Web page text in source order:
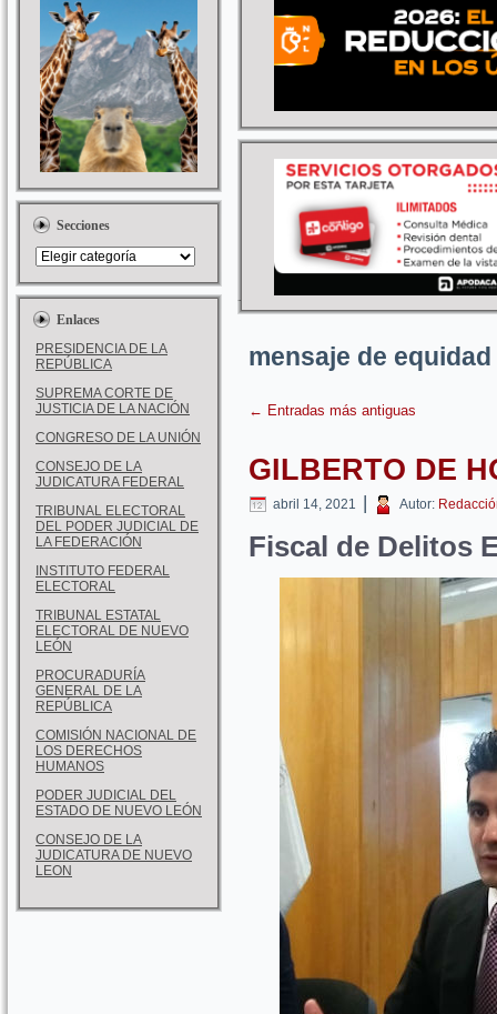
Secciones
Enlaces
PRESIDENCIA DE LA
REPÚBLICA
SUPREMA CORTE DE
JUSTICIA DE LA NACIÓN
CONGRESO DE LA UNIÓN
CONSEJO DE LA
JUDICATURA FEDERAL
TRIBUNAL ELECTORAL
DEL PODER JUDICIAL DE
LA FEDERACIÓN
INSTITUTO FEDERAL
ELECTORAL
TRIBUNAL ESTATAL
ELECTORAL DE NUEVO
LEÓN
PROCURADURÍA
GENERAL DE LA
REPÚBLICA
COMISIÓN NACIONAL DE
LOS DERECHOS
HUMANOS
PODER JUDICIAL DEL
ESTADO DE NUEVO LEÓN
CONSEJO DE LA
JUDICATURA DE NUEVO
LEON
mensaje de equidad
← Entradas más antiguas
GILBERTO DE
abril 14, 2021 | Autor:
Fiscal de Delitos